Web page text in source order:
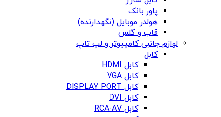
پاور بانک
هولدر موبایل (نگهدارنده)
قاب و گلس
لوازم جانبی کامپیوتر و لپ تاپ
کابل
کابل HDMI
کابل VGA
کابل DISPLAY PORT
کابل DVI
کابل RCA-AV